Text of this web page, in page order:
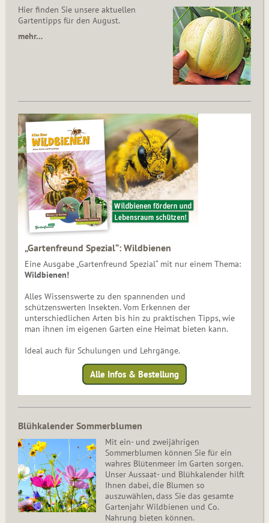
Hier finden Sie unsere aktuellen
Gartentipps für den August.
mehr…
„Gartenfreund Spezial“: Wildbienen
Eine Ausgabe „Gartenfreund Spezial“ mit nur einem Thema:
Wildbienen!
Alles Wissenswerte zu den spannenden und
schützenswerten Insekten. Vom Erkennen der
unterschiedlichen Arten bis hin zu praktischen Tipps, wie
man ihnen im eigenen Garten eine Heimat bieten kann.
Ideal auch für Schulungen und Lehrgänge.
Alle Infos & Bestellung
Blühkalender Sommerblumen
Mit ein- und zweijährigen
Sommerblumen können Sie für ein
wahres Blütenmeer im Garten sorgen.
Unser Aussaat- und Blühkalender hilft
Ihnen dabei, die Blumen so
auszuwählen, dass Sie das gesamte
Gartenjahr Wildbienen und Co.
Nahrung bieten können.